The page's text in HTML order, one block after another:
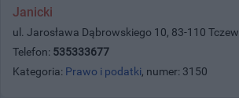
Janicki
ul. Jarosława Dąbrowskiego 10, 83-110 Tczew
Telefon: 535333677
Kategoria: Prawo i podatki, numer: 3150